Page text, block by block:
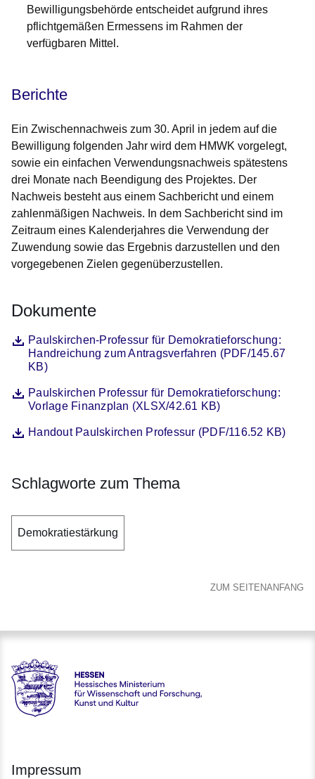
Bewilligungsbehörde entscheidet aufgrund ihres
pflichtgemäßen Ermessens im Rahmen der
verfügbaren Mittel.
Berichte
Ein Zwischennachweis zum 30. April in jedem auf die
Bewilligung folgenden Jahr wird dem HMWK vorgelegt,
sowie ein einfachen Verwendungsnachweis spätestens
drei Monate nach Beendigung des Projektes. Der
Nachweis besteht aus einem Sachbericht und einem
zahlenmäßigen Nachweis. In dem Sachbericht sind im
Zeitraum eines Kalenderjahres die Verwendung der
Zuwendung sowie das Ergebnis darzustellen und den
vorgegebenen Zielen gegenüberzustellen.
Dokumente
DateiPaulskirchen-Professur für Demokratieforschung:
Handreichung zum Antragsverfahren (PDF/145.67
KB)
Öffnet sich in einem neuen Fenster
DateiPaulskirchen Professur für Demokratieforschung:
Vorlage Finanzplan (XLSX/42.61 KB)
Öffnet sich in einem neuen Fenster
DateiHandout Paulskirchen Professur (PDF/116.52 KB)
Öffnet sich in einem neuen Fenster
Schlagworte zum Thema
Demokratiestärkung
ZUM SEITENANFANG
Hessen - Hessisches Ministerium für Wissenschaft und
Impressum